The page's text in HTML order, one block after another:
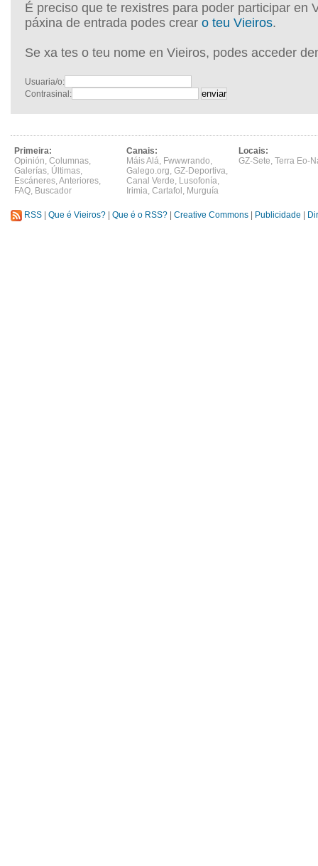
É preciso que te rexistres para poder participar en
páxina de entrada podes crear o teu Vieiros.
Se xa tes o teu nome en Vieiros, podes acceder
Usuaria/o:
Contrasinal:
Primeira:
Opinión, Columnas,
Galerías, Últimas,
Escáneres,Anteriores,
FAQ, Buscador
Canais:
Máis Alá, Fwwwrando,
Galego.org, GZ-Deportiva,
Canal Verde, Lusofonía,
Irimia, Cartafol , Murguía
Locais:
GZ-Sete, Terra Eo-
RSS Que é Vieiros? Que é o RSS? Creative Commons Publicidade